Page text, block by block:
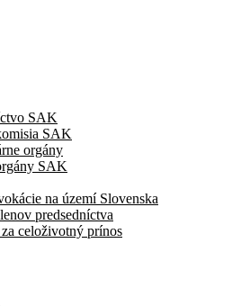
SAK
SAK
orgány
SAK
na území Slovenska
predsedníctva
celoživotný prínos